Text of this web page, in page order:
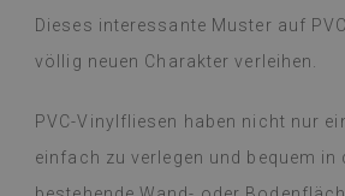
Dieses interessante Muster auf
völlig neuen Charakter verleihen.
PVC-Vinylfliesen haben nicht nur
einfach zu verlegen und bequem